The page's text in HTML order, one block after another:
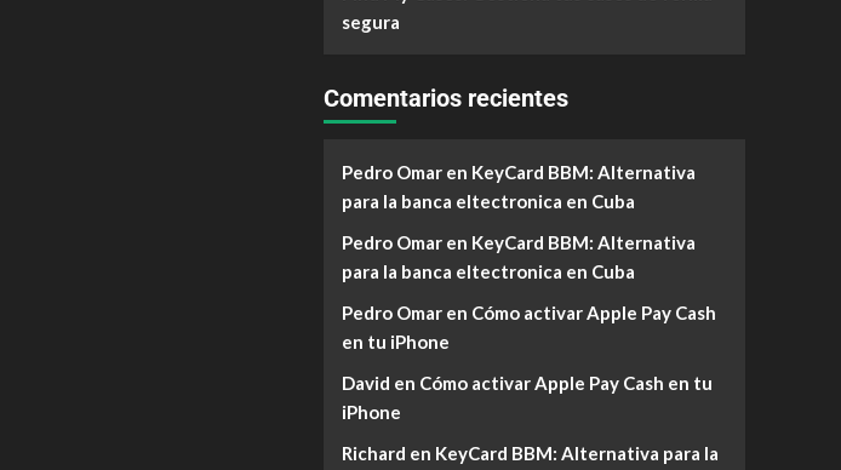
segura
Comentarios recientes
Pedro Omaren KeyCard BBM: Alternativa
para la banca eltectronica en Cuba
Pedro Omaren KeyCard BBM: Alternativa
para la banca eltectronica en Cuba
Pedro Omaren Cómo activar Apple Pay Cash
en tu iPhone
David en Cómo activar Apple Pay Cash en tu
iPhone
Richard en KeyCard BBM: Alternativa para la